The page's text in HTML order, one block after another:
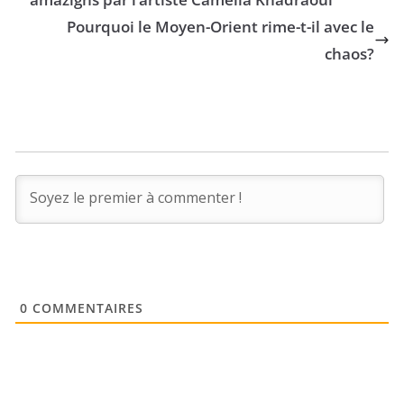
publiques
Pourquoi le Moyen-Orient rime-t-il avec le
chaos?
0 COMMENTAIRES